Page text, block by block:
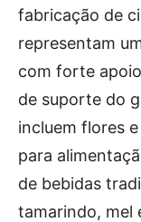
fabricação de
representam
com forte
de suporte do
incluem flores
para
de bebidas
tamarindo, mel